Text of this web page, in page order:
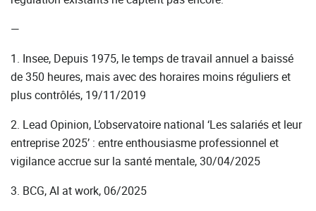
—
1. Insee, Depuis 1975, le temps de travail annuel a baissé
de 350 heures, mais avec des horaires moins réguliers et
plus contrôlés, 19/11/2019
2. Lead Opinion, L’observatoire national ‘Les salariés et leur
entreprise 2025’ : entre enthousiasme professionnel et
vigilance accrue sur la santé mentale, 30/04/2025
3. BCG, AI at work, 06/2025